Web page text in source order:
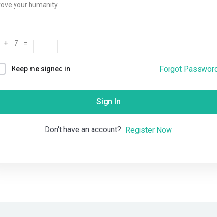
your humanity
+ 7 =
Keep me signed in Forgot
Sign In
Don't have an account? Register Now